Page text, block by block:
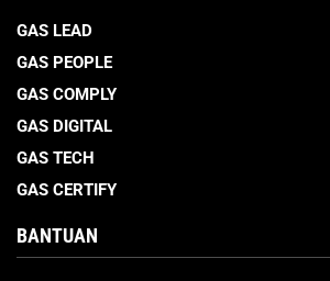
GAS LEAD
GAS PEOPLE
GAS COMPLY
GAS DIGITAL
GAS TECH
GAS CERTIFY
BANTUAN